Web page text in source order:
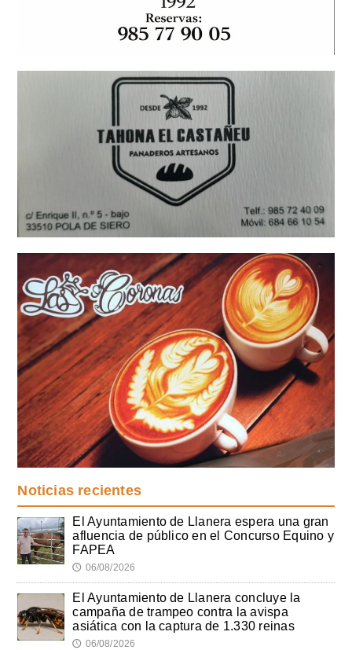
Noticias recientes
El Ayuntamiento de Llanera espera una gran
afluencia de público en el Concurso Equino y
FAPEA
🕔 06/08/2026
El Ayuntamiento de Llanera concluye la
campaña de trampeo contra la avispa
asiática con la captura de 1.330 reinas
🕔 06/08/2026